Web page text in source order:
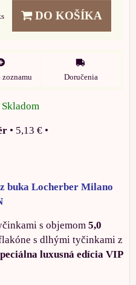
DO KOŠÍKA
Doručenia
Skladom
• 5,13 € •
buka Locherber Milano
s objemom 5,0
s dlhými tyčinkami z
luxusná edícia VIP